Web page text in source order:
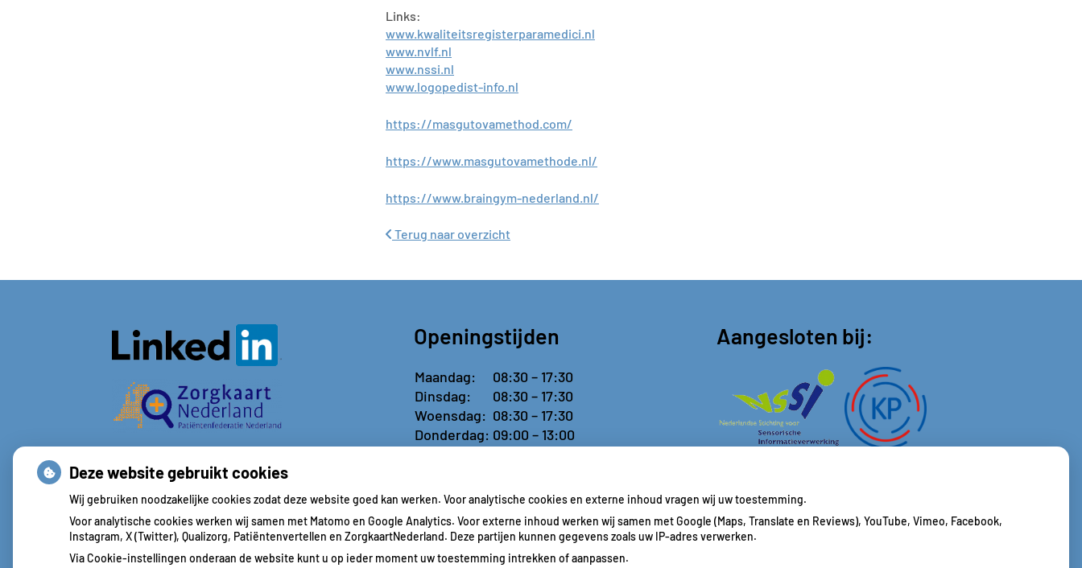
Links:
www.kwaliteitsregisterparamedici.nl
www.nvlf.nl
www.nssi.nl
www.logopedist-info.nl
https://masgutovamethod.com/
https://www.masgutovamethode.nl/
https://www.braingym-nederland.nl/
Terug naar overzicht
Openingstijden
Maandag:
08:30 – 17:30
Dinsdag:
08:30 – 17:30
Woensdag: 08:30 – 17:30
Donderdag: 09:00 – 13:00
Aangesloten bij:
Deze website gebruikt cookies
Wij gebruiken noodzakelijke cookies zodat deze website goed kan werken. Voor analytische cookies en externe inhoud vragen wij uw toestemming.
Voor analytische cookies werken wij samen met Matomo en Google Analytics. Voor externe inhoud werken wij samen met Google (Maps, Translate en Reviews), YouTube, Vimeo, Facebook,
Instagram, X (Twitter), Qualizorg, Patiëntenvertellen en ZorgkaartNederland. Deze partijen kunnen gegevens zoals uw IP-adres verwerken.
Via Cookie-instellingen onderaan de website kunt u op ieder moment uw toestemming intrekken of aanpassen.